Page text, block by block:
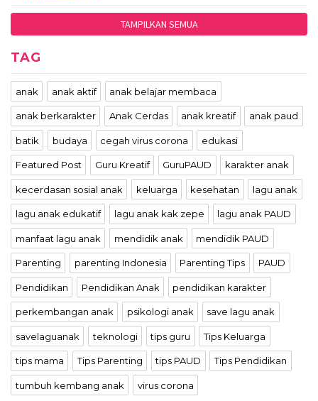
TAMPILKAN SEMUA
TAG
anak anak aktif anak belajar membaca
anak berkarakter Anak Cerdas anak kreatif anak paud
batik budaya cegah virus corona edukasi
Featured Post Guru Kreatif GuruPAUD karakter anak
kecerdasan sosial anak keluarga kesehatan lagu anak
lagu anak edukatif lagu anak kak zepe lagu anak PAUD
manfaat lagu anak mendidik anak mendidik PAUD
Parenting parenting Indonesia Parenting Tips PAUD
Pendidikan Pendidikan Anak pendidikan karakter
perkembangan anak psikologi anak save lagu anak
savelaguanak teknologi tips guru Tips Keluarga
tips mama Tips Parenting tips PAUD Tips Pendidikan
tumbuh kembang anak virus corona